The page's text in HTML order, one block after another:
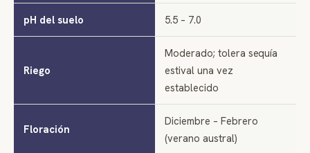
pH del suelo 5.5 – 7.0
Riego
Moderado; tolera sequía
estival una vez
establecido
Floración
Diciembre – Febrero
(verano austral)